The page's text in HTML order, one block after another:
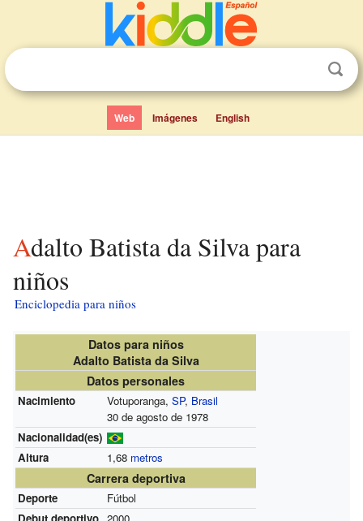
Web Imágenes English
Adalto Batista da Silva para
niños
Enciclopedia para niños
Datos para niños
Adalto Batista da Silva
Datos personales
Nacimiento Votuporanga, SP, Brasil
30 de agosto de 1978
Nacionalidad(es)
Altura
1,68 metros
Carrera deportiva
Deporte
Fútbol
Debut deportivo 2000